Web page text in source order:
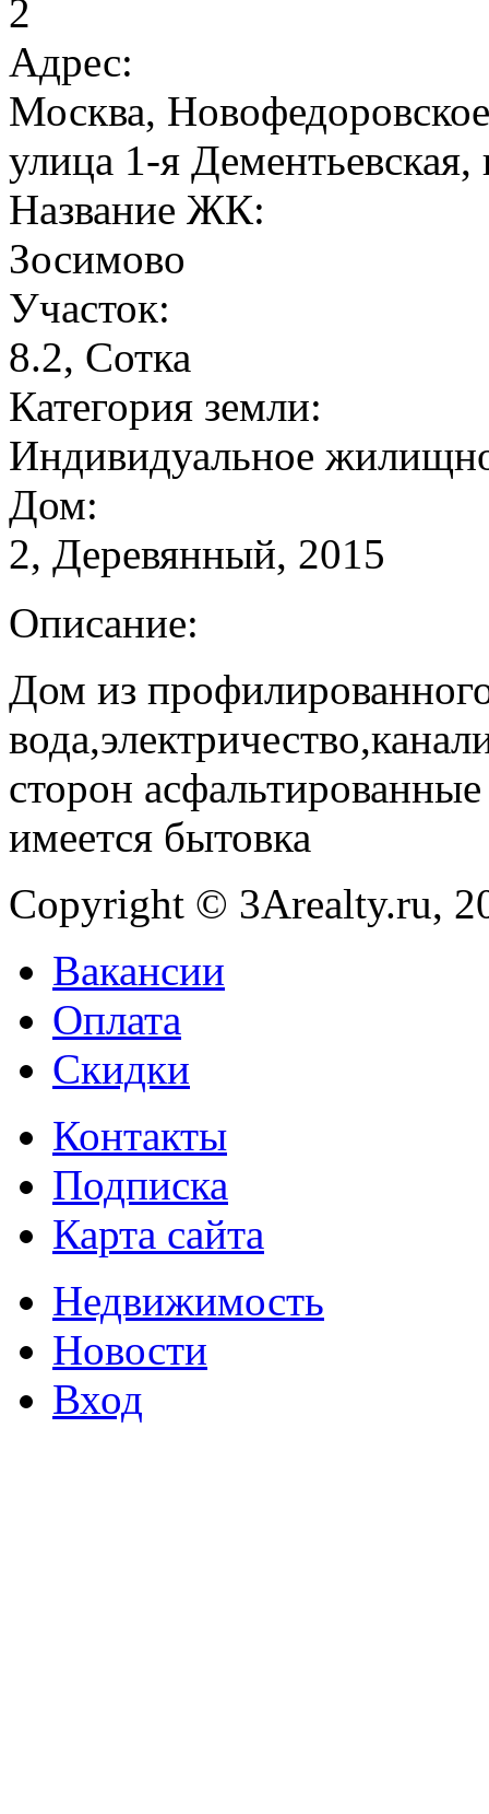
2
Адрес:
Москва,
улица 1-я
Название ЖК:
Зосимово
Участок:
8.2, Сотка
Категория земли:
Индивидуальное
Дом:
2, Деревянный, 2015
Описание:
Дом из
сторон
имеется бытовка
Copyright © 3Arealty.ru,
Вакансии
Оплата
Скидки
Контакты
Подписка
Карта сайта
Недвижимость
Новости
Вход